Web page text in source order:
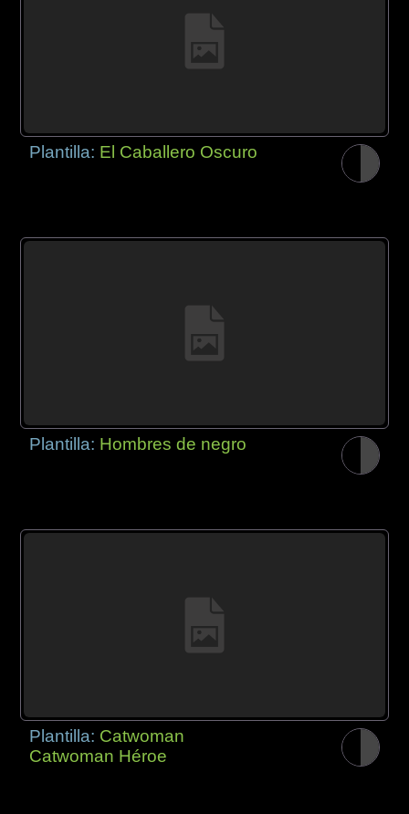
Plantilla: El Caballero Oscuro
Plantilla: Hombres de negro
Plantilla: Catwoman
Catwoman Héroe